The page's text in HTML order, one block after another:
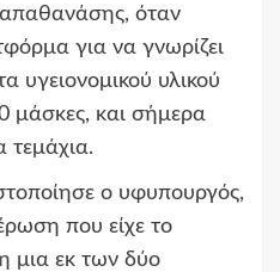
όταν
για να γνωρίζει
υγειονομικού υλικού
μάσκες, και σήμερα
τεμάχια.
ο υφυπουργός,
που είχε το
μια εκ των δύο